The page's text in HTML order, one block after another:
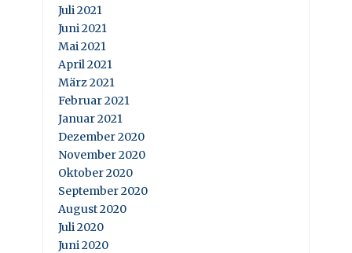
Juli 2021
Juni 2021
Mai 2021
April 2021
März 2021
Februar 2021
Januar 2021
Dezember 2020
November 2020
Oktober 2020
September 2020
August 2020
Juli 2020
Juni 2020